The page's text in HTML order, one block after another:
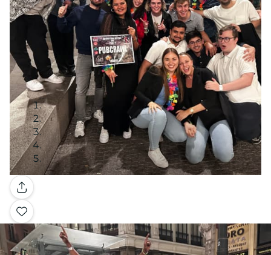
Galerie